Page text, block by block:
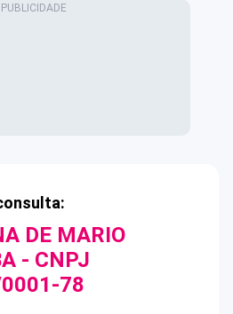
DE MARIO
- CNPJ
78